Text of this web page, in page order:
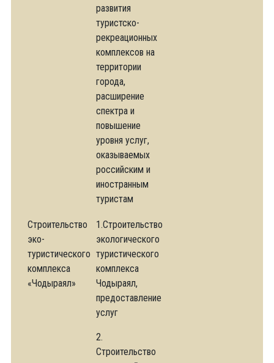
развития
туристско-
рекреационных
комплексов на
территории
города,
расширение
спектра и
повышение
уровня услуг,
оказываемых
российским и
иностранным
туристам
Строительство
эко-
туристического
комплекса
«Чодыраял»
1.Строительство
экологического
туристического
комплекса
Чодыраял,
предоставление
услуг
2.
Строительство